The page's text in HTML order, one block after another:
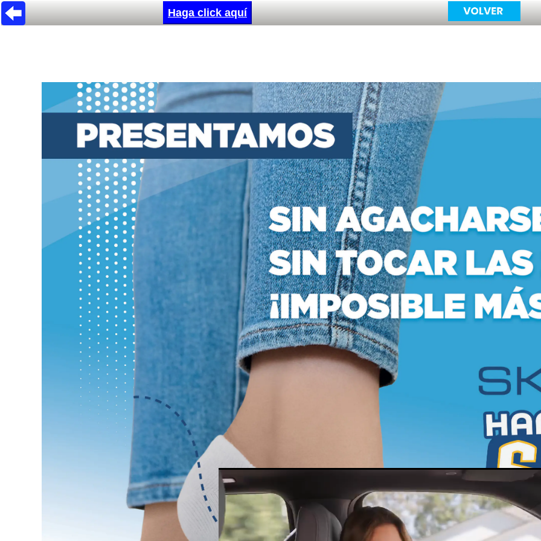
Haga click aquí